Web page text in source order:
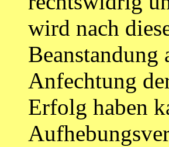
wird nach
Anfechtung
Erfolg haben